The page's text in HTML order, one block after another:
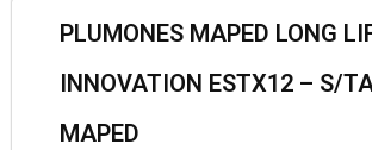
PLUMONES MAPED LONG
INNOVATION ESTX12 – S/
MAPED